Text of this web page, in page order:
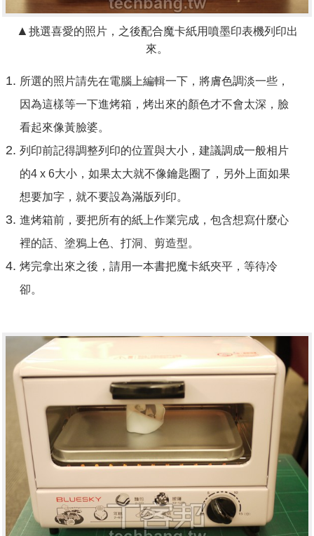
▲ 挑選喜愛的照片，之後配合魔卡紙用噴墨印表機列印出
來。
所選的照片請先在電腦上編輯一下，將膚色調淡一些，
因為這樣等一下進烤箱，烤出來的顏色才不會太深，臉
看起來像黃臉婆。
列印前記得調整列印的位置與大小，建議調成一般相片
的4 x 6大小，如果太大就不像鑰匙圈了，另外上面如果
想要加字，就不要設為滿版列印。
進烤箱前，要把所有的紙上作業完成，包含想寫什麼心
裡的話、塗鴉上色、打洞、剪造型。
烤完拿出來之後，請用一本書把魔卡紙夾平，等待冷
卻。